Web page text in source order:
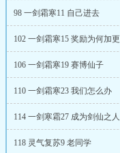
98 一剑霜寒11 自己进去
102 一剑霜寒15 奖励为何加更
106 一剑霜寒19 赛博仙子
110 一剑霜寒23 我们怎么办
114 一剑寒霜27 成为剑仙之人
118 灵气复苏9 老同学